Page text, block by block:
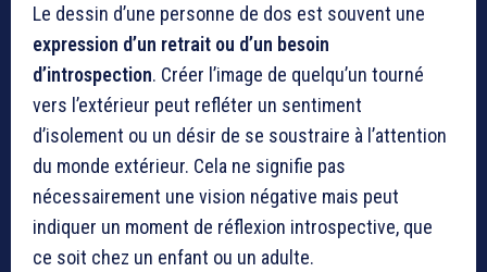
Le dessin d’une personne de dos est souvent une
expression d’un retrait ou d’un besoin
d’introspection. Créer l’image de quelqu’un tourné
vers l’extérieur peut refléter un sentiment
d’isolement ou un désir de se soustraire à l’attention
du monde extérieur. Cela ne signifie pas
nécessairement une vision négative mais peut
indiquer un moment de réflexion introspective, que
ce soit chez un enfant ou un adulte.